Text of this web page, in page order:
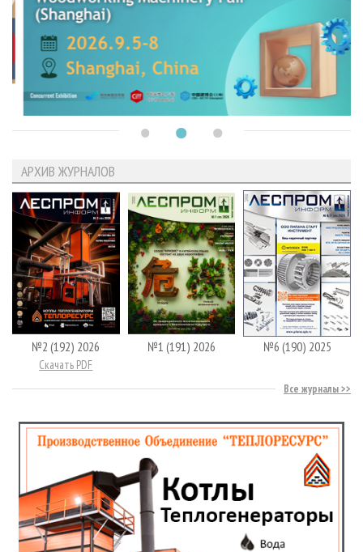
АРХИВ ЖУРНАЛОВ
№2 (192) 2026
Скачать PDF
№1 (191) 2026 №6 (190) 2025
Все журналы